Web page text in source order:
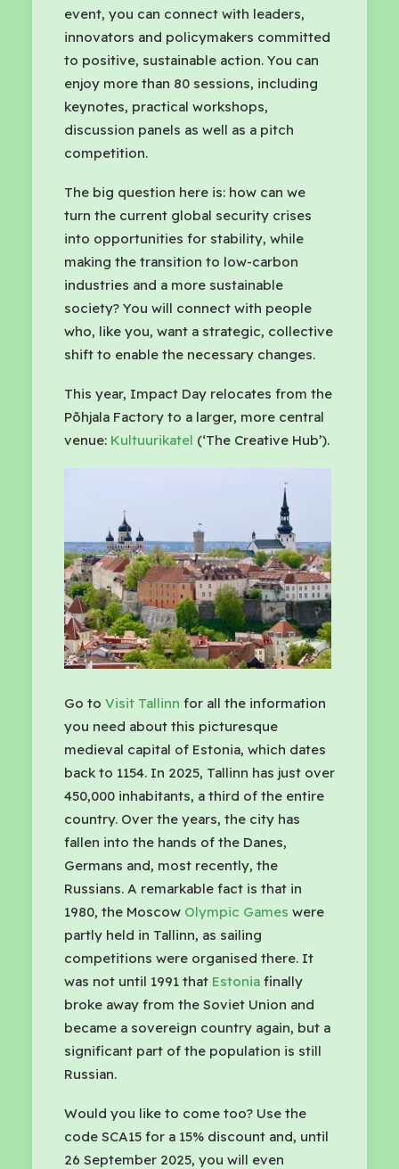
event, you can connect with leaders,
innovators and policymakers committed
to positive, sustainable action. You can
enjoy more than 80 sessions, including
keynotes, practical workshops,
discussion panels as well as a pitch
competition.
The big question here is: how can we
turn the current global security crises
into opportunities for stability, while
making the transition to low-carbon
industries and a more sustainable
society? You will connect with people
who, like you, want a strategic, collective
shift to enable the necessary changes.
This year, Impact Day relocates from the
Põhjala Factory to a larger, more central
venue: Kultuurikatel (‘The Creative Hub’).
Go to Visit Tallinn for all the information
you need about this picturesque
medieval capital of Estonia, which dates
back to 1154. In 2025, Tallinn has just over
450,000 inhabitants, a third of the entire
country. Over the years, the city has
fallen into the hands of the Danes,
Germans and, most recently, the
Russians. A remarkable fact is that in
1980, the Moscow Olympic Games were
partly held in Tallinn, as sailing
competitions were organised there. It
was not until 1991 that Estonia finally
broke away from the Soviet Union and
became a sovereign country again, but a
significant part of the population is still
Russian.
Would you like to come too? Use the
code SCA15 for a 15% discount and, until
26 September 2025, you will even